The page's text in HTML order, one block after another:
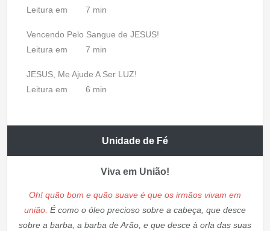
Leitura em
7 min
Vencendo Pelo Sangue de JESUS!
Leitura em
7 min
JESUS, Me Ajude A Ser LUZ!
Leitura em
6 min
Unidade de Fé
Viva em União!
Oh! quão bom e quão suave é que os irmãos vivam em
união. É como o óleo precioso sobre a cabeça, que desce
sobre a barba, a barba de Arão, e que desce à orla das suas